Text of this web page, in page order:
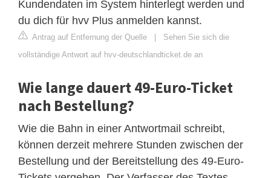
Kundendaten im System hinterlegt werden und
du dich für hvv Plus anmelden kannst.
Antrag auf Entfernung der Quelle | Sehen Sie sich die
vollständige Antwort auf hvv-deutschlandticket.de an
Wie lange dauert 49-Euro-Ticket
nach Bestellung?
Wie die Bahn in einer Antwortmail schreibt,
können derzeit mehrere Stunden zwischen der
Bestellung und der Bereitstellung des 49-Euro-